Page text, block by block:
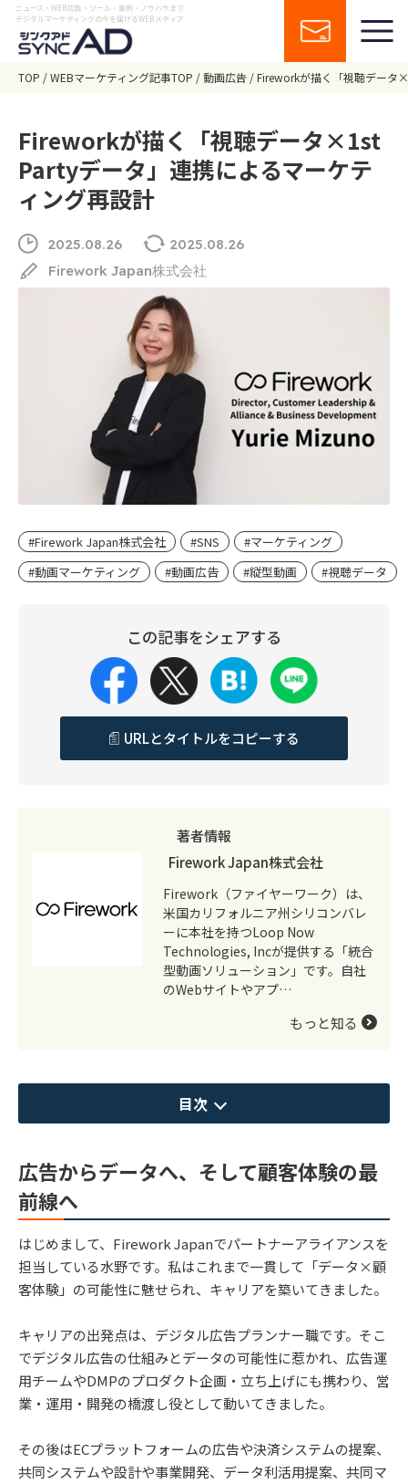
ニュース・WEB広告・ツール・事例・ノウハウまで
デジタルマーケティングの今を届けるWEBメディア
TOP WEBマーケティング記事TOP 動画広告 Fireworkが描く「視聴データ
Fireworkが描く「視聴データ×1st
Partyデータ」連携によるマーケテ
ィング再設計
2025.08.26
2025.08.26
Firework Japan株式会社
#Firework Japan株式会社 #SNS
#マーケティング
#動画マーケティング
#動画広告 #縦型動画 #視聴データ
この記事をシェアする
URLとタイトルをコピーする
著者情報
Firework Japan株式会社
Firework（ファイヤーワーク）は、
米国カリフォルニア州シリコンバレ
ーに本社を持つLoop Now
Technologies, Incが提供する「統合
型動画ソリューション」です。自社
のWebサイトやアプ…
もっと知る
目次
広告からデータへ、そして顧客体験の最
前線へ
はじめまして、Firework Japanでパートナーアライアンスを
担当している水野です。私はこれまで一貫して「データ×顧
客体験」の可能性に魅せられ、キャリアを築いてきました。
キャリアの出発点は、デジタル広告プランナー職です。そこ
でデジタル広告の仕組みとデータの可能性に惹かれ、広告運
用チームやDMPのプロダクト企画・立ち上げにも携わり、営
業・運用・開発の橋渡し役として動いてきました。
その後はECプラットフォームの広告や決済システムの提案、
共同システムや設計や事業開発、データ利活用提案、共同マ